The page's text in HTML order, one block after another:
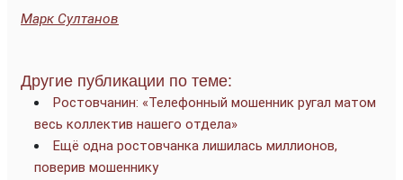
Марк Султанов
Другие публикации по теме:
Ростовчанин: «Телефонный мошенник ругал матом
весь коллектив нашего отдела»
Ещё одна ростовчанка лишилась миллионов,
поверив мошеннику